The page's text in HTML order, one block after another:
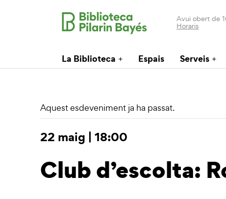
Avui obert de
Horaris
La Biblioteca Espais Serveis
Aquest esdeveniment ja ha passat.
22 maig | 18:00
Club d’escolta: